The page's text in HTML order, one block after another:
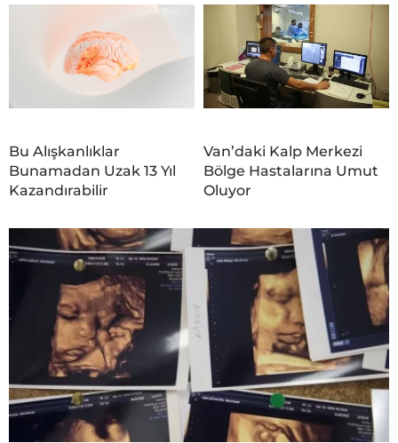
Bu Alışkanlıklar
Bunamadan Uzak 13 Yıl
Kazandırabilir
Van’daki Kalp Merkezi
Bölge Hastalarına Umut
Oluyor